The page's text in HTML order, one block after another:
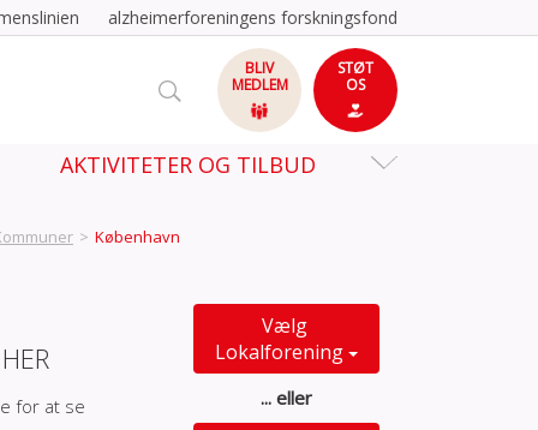
alzheimerforeningens forskningsfond
BLIV
MEDLEM
STØT
OS
AKTIVITETER OG TILBUD
> København
for at se
Vælg
Lokalforening
... eller